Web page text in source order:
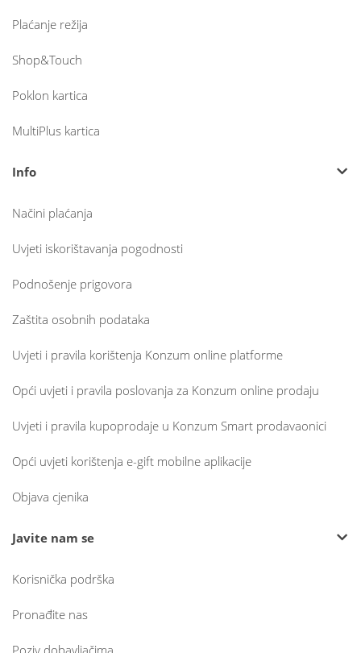
Plaćanje režija
Shop&Touch
Poklon kartica
MultiPlus kartica
Info
Načini plaćanja
Uvjeti iskorištavanja pogodnosti
Podnošenje prigovora
Zaštita osobnih podataka
Uvjeti i pravila korištenja Konzum online platforme
Opći uvjeti i pravila poslovanja za Konzum online prodaju
Uvjeti i pravila kupoprodaje u Konzum Smart prodavaonici
Opći uvjeti korištenja e-gift mobilne aplikacije
Objava cjenika
Javite nam se
Korisnička podrška
Pronađite nas